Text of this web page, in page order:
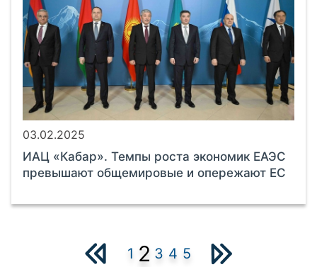
03.02.2025
ИАЦ «Кабар». Темпы роста экономик ЕАЭС
превышают общемировые и опережают ЕС
1 2 3 4 5